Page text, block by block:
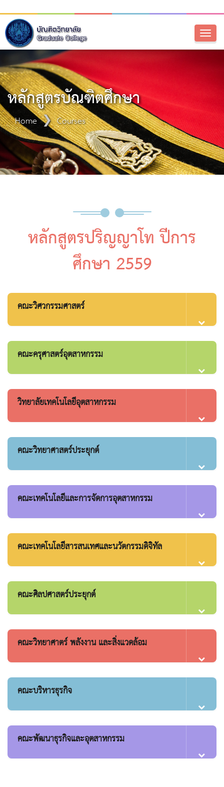
หลักสูตรบัณฑิตศึกษา
Home Courses
หลักสูตรปริญญาโท ปีการ
ศึกษา 2559
คณะวิศวกรรมศาสตร์
คณะครุศาสตร์อุตสาหกรรม
วิทยาลัยเทคโนโลยีอุตสาหกรรม
คณะวิทยาศาสตร์ประยุกต์
คณะเทคโนโลยีและการจัดการอุตสาหกรรม
คณะเทคโนโลยีสารสนเทศและนวัตกรรมดิจิทัล
คณะศิลปศาสตร์ประยุกต์
คณะวิทยาศาตร์ พลังงาน และสิ่งแวดล้อม
คณะบริหารธุรกิจ
คณะพัฒนาธุรกิจและอุตสาหกรรม